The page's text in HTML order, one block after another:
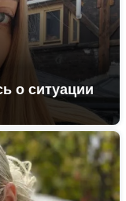
о ситуации